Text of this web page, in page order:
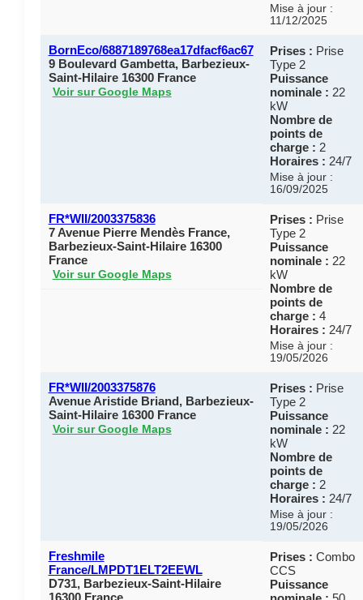
Mise à jour :
11/12/2025
BornEco/6887189768ea17dfacf6ac67
9 Boulevard Gambetta, Barbezieux-
Saint-Hilaire 16300 France
Voir sur Google Maps
Prises : Prise
Type 2
Puissance
nominale : 22
kW
Nombre de
points de
charge : 2
Horaires : 24/7
Mise à jour :
16/09/2025
FR*WII/2003375836
7 Avenue Pierre Mendès France,
Barbezieux-Saint-Hilaire 16300
France
Voir sur Google Maps
Prises : Prise
Type 2
Puissance
nominale : 22
kW
Nombre de
points de
charge : 4
Horaires : 24/7
Mise à jour :
19/05/2026
FR*WII/2003375876
Avenue Aristide Briand, Barbezieux-
Saint-Hilaire 16300 France
Voir sur Google Maps
Prises : Prise
Type 2
Puissance
nominale : 22
kW
Nombre de
points de
charge : 2
Horaires : 24/7
Mise à jour :
19/05/2026
Freshmile
France/LMPDT1ELT2EEWL
D731, Barbezieux-Saint-Hilaire
16300 France
Prises : Combo
CCS
Puissance